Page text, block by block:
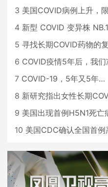
3 美国COVID病例上升，
4 新型 COVID 变异株
5 寻找长期COVID药物的
6 COVID疫情5年后，我们准
7 COVID-19，5年又5年…
8 新研究指出女性长期COVID
9 美国出现首例H5N1死亡
10 美国CDC确认全国首例严